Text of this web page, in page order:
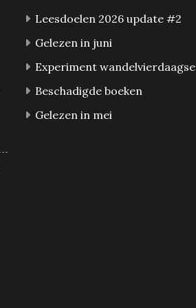
Leesdoelen 2026 update #2
Gelezen in juni
Experiment wandelvierdaagse
Beschadigde boeken
Gelezen in mei